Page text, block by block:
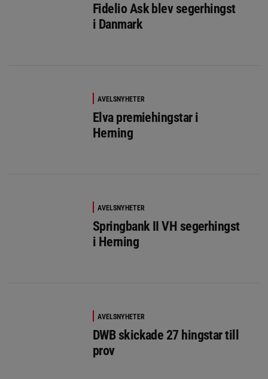
Fidelio Ask blev segerhingst
i Danmark
AVELSNYHETER
Elva premiehingstar i
Herning
AVELSNYHETER
Springbank II VH segerhingst
i Herning
AVELSNYHETER
DWB skickade 27 hingstar till
prov